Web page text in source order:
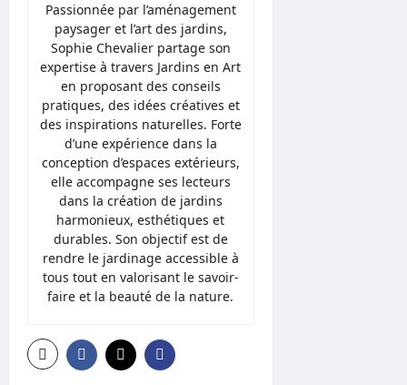
Passionnée par l’aménagement
paysager et l’art des jardins,
Sophie Chevalier partage son
expertise à travers Jardins en Art
en proposant des conseils
pratiques, des idées créatives et
des inspirations naturelles. Forte
d’une expérience dans la
conception d’espaces extérieurs,
elle accompagne ses lecteurs
dans la création de jardins
harmonieux, esthétiques et
durables. Son objectif est de
rendre le jardinage accessible à
tous tout en valorisant le savoir-
faire et la beauté de la nature.